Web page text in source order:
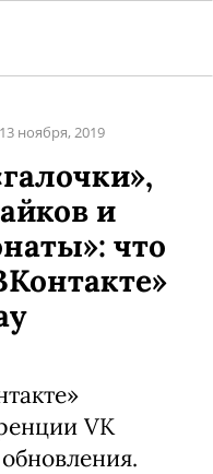
13 ноября, 2019
и
что
VK